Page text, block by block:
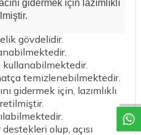
gidermek için lazımlıklı
gövdelidir.
kullanabilmektedir.
temizlenebilmektedir.
gidermek için, lazımlıklı
olup, açısı